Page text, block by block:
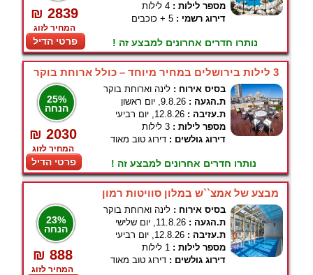
₪ 2839
המחיר לזוג
פרטי הדיל
מספר לילות : 4 לילות
דירוג רשמי : 5 + כוכבים
נותרו חדרים אחרונים למבצע זה !
3 לילות בירושלים במחיר מיוחד – כולל ארוחת בוקר
25%
הנחה
₪ 2030
המחיר לזוג
פרטי הדיל
בסיס אירוח : לינה וארוחת בוקר
ת.הגעה : 9.8.26, יום ראשון
ת.עזיבה : 12.8.26, יום רביעי
מספר לילות : 3 לילות
דירוג גולשים : דירוג טוב מאוד
נותרו חדרים אחרונים למבצע זה !
מבצע של אמצ``ש במלון סוויטות רמון
23%
הנחה
₪ 888
המחיר לזוג
בסיס אירוח : לינה וארוחת בוקר
ת.הגעה : 11.8.26, יום שלישי
ת.עזיבה : 12.8.26, יום רביעי
מספר לילות : 1 לילות
דירוג גולשים : דירוג טוב מאוד